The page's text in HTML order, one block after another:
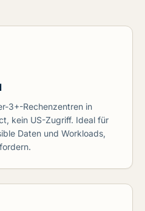
3+-Rechenzentren in
kein US-Zugriff. Ideal für
Daten und Workloads,